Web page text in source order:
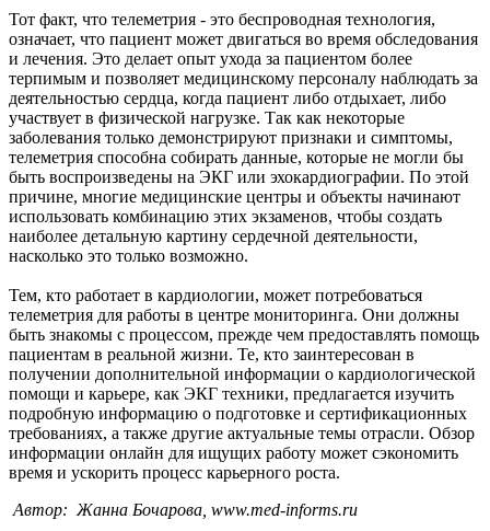
Тот факт, что телеметрия - это беспроводная технология,
означает, что пациент может двигаться во время обследования
и лечения. Это делает опыт ухода за пациентом более
терпимым и позволяет медицинскому персоналу наблюдать за
деятельностью сердца, когда пациент либо отдыхает, либо
участвует в физической нагрузке. Так как некоторые
заболевания только демонстрируют признаки и симптомы,
телеметрия способна собирать данные, которые не могли бы
быть воспроизведены на ЭКГ или эхокардиографии. По этой
причине, многие медицинские центры и объекты начинают
использовать комбинацию этих экзаменов, чтобы создать
наиболее детальную картину сердечной деятельности,
насколько это только возможно.
Тем, кто работает в кардиологии, может потребоваться
телеметрия для работы в центре мониторинга. Они должны
быть знакомы с процессом, прежде чем предоставлять помощь
пациентам в реальной жизни. Те, кто заинтересован в
получении дополнительной информации о кардиологической
помощи и карьере, как ЭКГ техники, предлагается изучить
подробную информацию о подготовке и сертификационных
требованиях, а также другие актуальные темы отрасли. Обзор
информации онлайн для ищущих работу может сэкономить
время и ускорить процесс карьерного роста.
Автор: Жанна Бочарова, www.med-informs.ru